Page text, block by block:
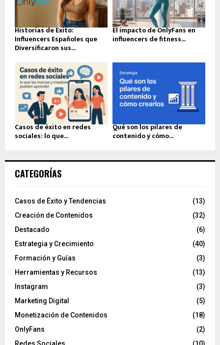
Historias de Éxito:
Influencers Españoles que
Diversificaron sus...
El impacto de OnlyFans en
influencers de fitness...
Casos de éxito en redes
sociales: lo que...
Qué son los pilares de
contenido y cómo...
CATEGORÍAS
Casos de Éxito y Tendencias
(13)
Creación de Contenidos
(32)
Destacado
(6)
Estrategia y Crecimiento
(40)
Formación y Guías
(3)
Herramientas y Recursos
(13)
Instagram
(3)
Marketing Digital
(5)
Monetización de Contenidos
(18)
OnlyFans
(2)